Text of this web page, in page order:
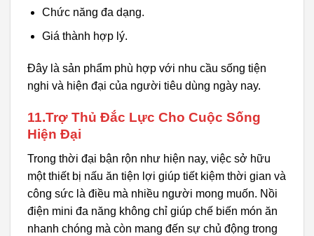
Chức năng đa dạng.
Giá thành hợp lý.
Đây là sản phẩm phù hợp với nhu cầu sống tiện
nghi và hiện đại của người tiêu dùng ngày nay.
11.Trợ Thủ Đắc Lực Cho Cuộc Sống
Hiện Đại
Trong thời đại bận rộn như hiện nay, việc sở hữu
một thiết bị nấu ăn tiện lợi giúp tiết kiệm thời gian và
công sức là điều mà nhiều người mong muốn. Nồi
điện mini đa năng không chỉ giúp chế biến món ăn
nhanh chóng mà còn mang đến sự chủ động trong